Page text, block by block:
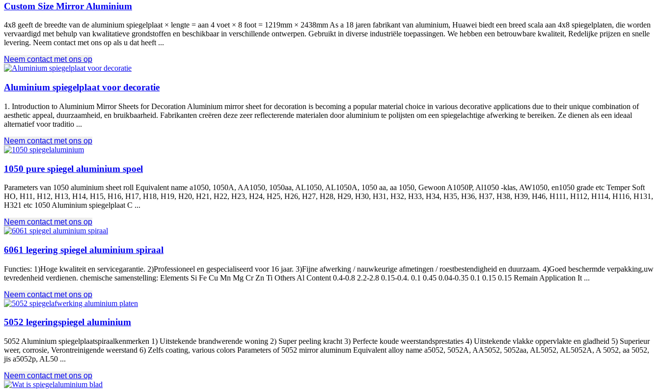
Custom Size Mirror Aluminium
4x8 geeft de breedte van de aluminium spiegelplaat × lengte = aan 4 voet × 8 foot = 1219mm × 2438mm As a 18 jaren fabrikant van aluminium, Huawei biedt een breed scala aan 4x8 spiegelplaten, die worden
vervaardigd met behulp van kwalitatieve grondstoffen en beschikbaar in verschillende ontwerpen. Gebruikt in diverse industriële toepassingen. We hebben een betrouwbare kwaliteit, Redelijke prijzen en snelle
levering. Neem contact met ons op als u dat heeft ...
Neem contact met ons op
Aluminium spiegelplaat voor decoratie
1. Introduction to Aluminium Mirror Sheets for Decoration Aluminium mirror sheet for decoration is becoming a popular material choice in various decorative applications due to their unique combination of
aesthetic appeal, duurzaamheid, en bruikbaarheid. Fabrikanten creëren deze zeer reflecterende materialen door aluminium te polijsten om een ​​spiegelachtige afwerking te bereiken. Ze dienen als een ideaal
alternatief voor traditio ...
Neem contact met ons op
1050 pure spiegel aluminium spoel
Parameters van 1050 aluminium sheet roll Equivalent name a1050, 1050A, AA1050, 1050aa, AL1050, AL1050A, 1050 aa, aa 1050, Gewoon A1050P, Al1050 -klas, AW1050, en1050 grade etc Temper Soft
HO, H11, H12, H13, H14, H15, H16, H17, H18, H19, H20, H21, H22, H23, H24, H25, H26, H27, H28, H29, H30, H31, H32, H33, H34, H35, H36, H37, H38, H39, H46, H111, H112, H114, H116, H131,
H321 etc 1050 Aluminium spiegelplaat C ...
Neem contact met ons op
6061 legering spiegel aluminium spiraal
Functies: 1)Hoge kwaliteit en servicegarantie. 2)Professioneel en gespecialiseerd voor 16 jaar. 3)Fijne afwerking / nauwkeurige afmetingen / roestbestendigheid en duurzaam. 4)Goed beschermde verpakking,uw
tevredenheid verdienen. chemische samenstelling: Elements Si Fe Cu Mn Mg Cr Zn Ti Others Al Content 0.4-0.8 2.2-2.8 0.15-0.4. 0.1 0.45 0.04-0.35 0.1 0.15 0.15 Remain Application It ...
Neem contact met ons op
5052 legeringspiegel aluminium
5052 Aluminium spiegelplaatspiraalkenmerken 1) Uitstekende brandwerende woning 2) Super peeling kracht 3) Perfecte koude weerstandsprestaties 4) Uitstekende vlakke oppervlakte en gladheid 5) Superieur
weer, corrosie, Verontreinigende weerstand 6) Zelfs coating, various colors Parameters of5052 mirror aluminum Equivalent alloy name a5052, 5052A, AA5052, 5052aa, AL5052, AL5052A, A 5052, aa 5052,
jis a5052p, AL50 ...
Neem contact met ons op